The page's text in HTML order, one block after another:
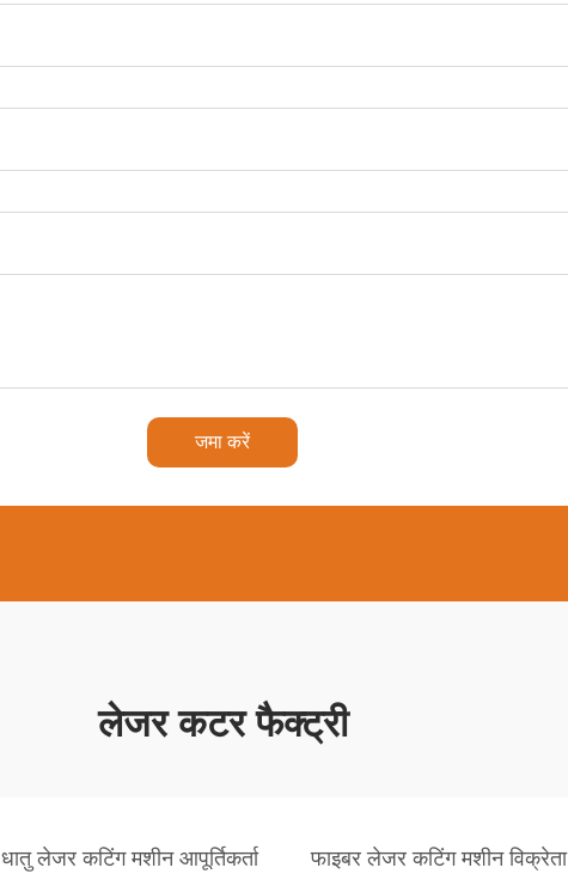
जमा करें
लेजर कटर फैक्ट्री
धातु लेजर कटिंग मशीन आपूर्तिकर्ता फाइबर लेजर कटिंग मशीन विक्रेता